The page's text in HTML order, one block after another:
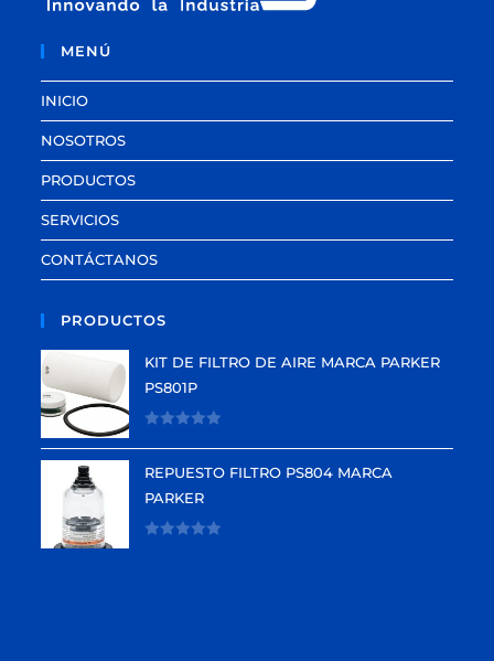
MENÚ
INICIO
NOSOTROS
PRODUCTOS
SERVICIOS
CONTÁCTANOS
PRODUCTOS
KIT DE FILTRO DE AIRE MARCA PARKER
PS801P
r
REPUESTO FILTRO PS804 MARCA
PARKER